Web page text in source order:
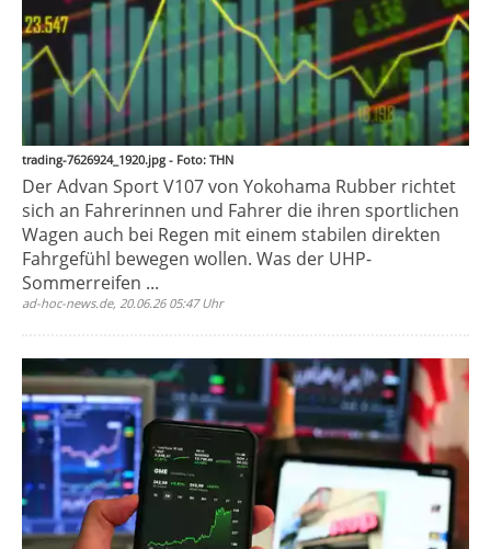
trading-7626924_1920.jpg - Foto: THN
Der Advan Sport V107 von Yokohama Rubber richtet
sich an Fahrerinnen und Fahrer die ihren sportlichen
Wagen auch bei Regen mit einem stabilen direkten
Fahrgefühl bewegen wollen. Was der UHP-
Sommerreifen ...
ad-hoc-news.de, 20.06.26 05:47 Uhr